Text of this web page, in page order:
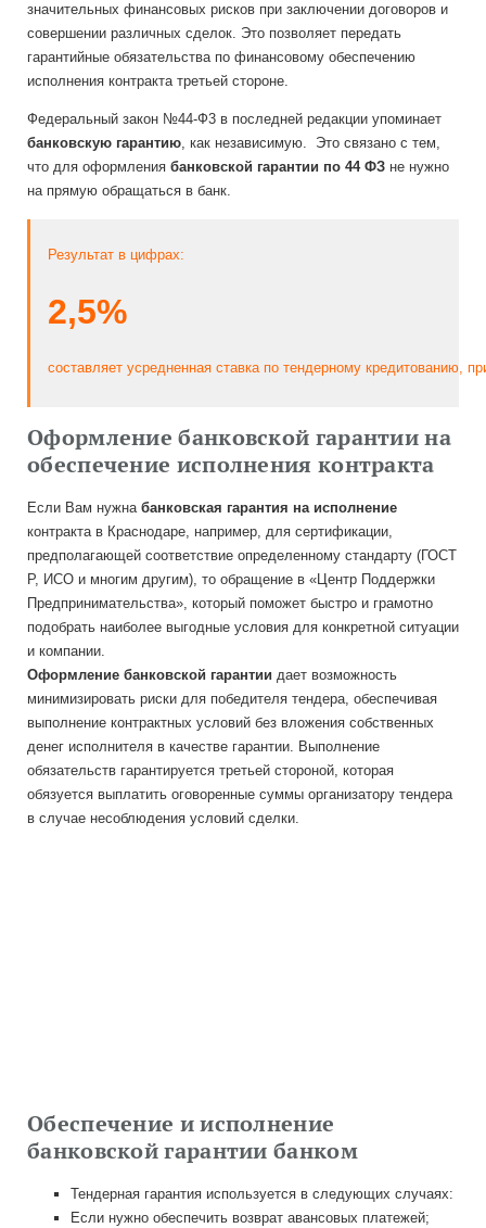
значительных финансовых рисков при заключении договоров и
совершении различных сделок. Это позволяет передать
гарантийные обязательства по финансовому обеспечению
исполнения контракта третьей стороне.
Федеральный закон №44-Ф3 в последней редакции упоминает
банковскую гарантию, как независимую. Это связано с тем,
что для оформления банковской гарантии по 44 ФЗ не нужно
на прямую обращаться в банк.
Результат в цифрах:
2,5%
составляет усредненная ставка по тендерному кредитованию,
Оформление банковской гарантии на
обеспечение исполнения контракта
Если Вам нужна банковская гарантия на исполнение
контракта в Краснодаре, например, для сертификации,
предполагающей соответствие определенному стандарту (ГОСТ
Р, ИСО и многим другим), то обращение в «Центр Поддержки
Предпринимательства», который поможет быстро и грамотно
подобрать наиболее выгодные условия для конкретной ситуации
и компании.
Оформление банковской гарантии дает возможность
минимизировать риски для победителя тендера, обеспечивая
выполнение контрактных условий без вложения собственных
денег исполнителя в качестве гарантии. Выполнение
обязательств гарантируется третьей стороной, которая
обязуется выплатить оговоренные суммы организатору тендера
в случае несоблюдения условий сделки.
Обеспечение и исполнение
банковской гарантии банком
Тендерная гарантия используется в следующих случаях:
Если нужно обеспечить возврат авансовых платежей;